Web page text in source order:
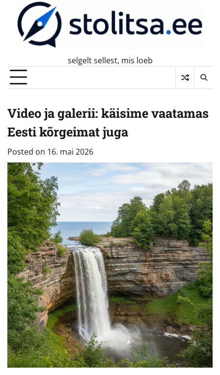
content
selgelt sellest, mis loeb
Video ja galerii: käisime vaatamas
Eesti kõrgeimat juga
Posted on 16. mai 2026